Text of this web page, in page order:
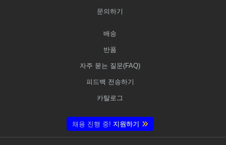
문의하기
배송
반품
자주 묻는 질문(FAQ)
피드백 전송하기
카탈로그
채용 진행 중! 지원하기